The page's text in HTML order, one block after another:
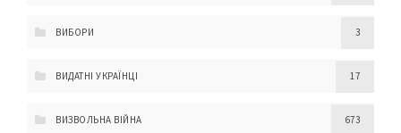
ВИБОРИ 3
ВИДАТНІ УКРАЇНЦІ 17
ВИЗВОЛЬНА ВІЙНА 673